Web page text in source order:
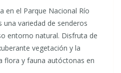
en el Parque Nacional Río
variedad de senderos
entorno natural. Disfruta de
vegetación y la
flora y fauna autóctonas en